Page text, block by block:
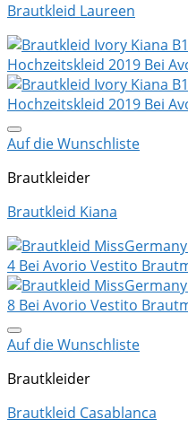
Brautkleid Laureen
Auf die Wunschliste
Brautkleider
Brautkleid Kiana
Auf die Wunschliste
Brautkleider
Brautkleid Casablanca